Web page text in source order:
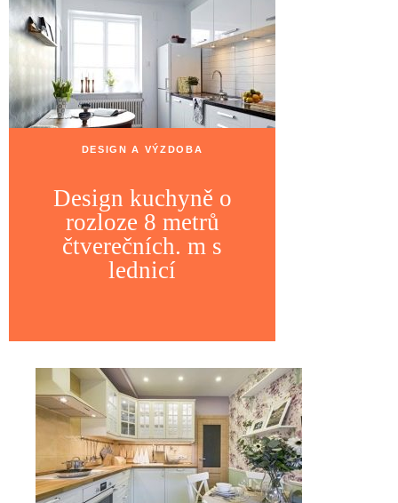
DESIGN A VÝZDOBA
Design kuchyně o
rozloze 8 metrů
čtverečních. m s
lednicí